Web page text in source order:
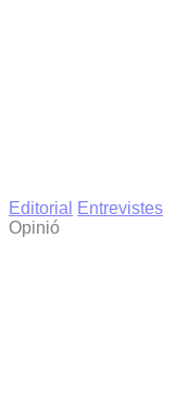
Editorial
Entrevistes
Opinió